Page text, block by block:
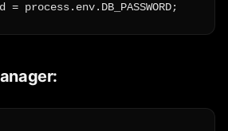
process.env.DB_PASSWORD;